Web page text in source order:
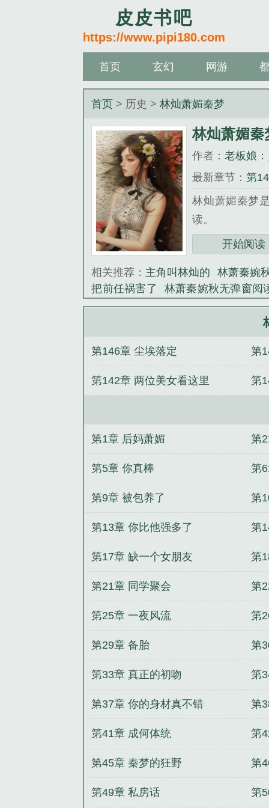
皮皮书吧
https://www.pipi180.com
首页 玄幻 网游
首页 > 历史 >林灿萧媚秦梦
林灿萧媚秦
作者：老板娘
最新章节：第
林灿萧媚秦梦
读。
三秒记住本站
《林灿萧媚秦
开始阅读
相关推荐： 主角叫林灿的
林萧秦婉
把前任祸害了
林萧秦婉秋无弹窗阅
节顶点 主人公叫林萧秦婉秋的免费
林萧秦婉秋
禹七零军婚：媳妇儿她武力值爆表完
婚：媳妇儿她武力值爆表by喻乐之卫
我by宋金金陆砚川笔趣阁
尹素素尹
第146章 尘埃落定 第
第142章 两位美女看这里 第
第1章 后妈萧媚 第
第5章 你真棒 第
第9章 被包养了 第
第13章 你比他强多了 第
第17章 缺一个女朋友 第
第21章 同学聚会 第
第25章 一夜风流 第
第29章 备胎 第
第33章 真正的初吻 第
第37章 你的身材真不错 第
第41章 成何体统 第
第45章 秦梦的狂野 第
第49章 私房话 第